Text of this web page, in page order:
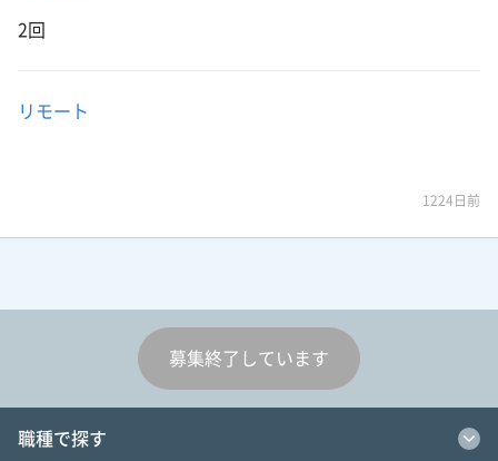
2回
リモート
1224日前
募集終了しています
職種で探す